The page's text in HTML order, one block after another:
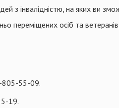
з інвалідністю, на яких ви
переміщених осіб та
805-55-09.
19.